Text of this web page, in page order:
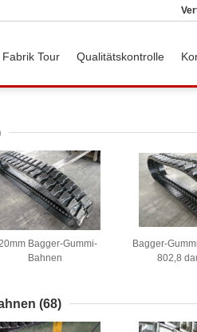
Fabrik Tour Qualitätskontrolle
Bagger-Gummi-
Bahnen
Bagger-
802,8
(68)